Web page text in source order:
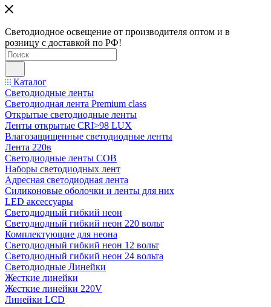
Светодиодное освещение от производителя оптом и в
розницу с доставкой по РФ!
Каталог
Светодиодные ленты
Светодиодная лента Premium class
Открытые светодиодные ленты
Ленты открытые CRI>98 LUX
Влагозащищенные светодиодные ленты
Лента 220в
Светодиодные ленты COB
Наборы светодиодных лент
Адресная светодиодная лента
Силиконовые оболочки и ленты для них
LED аксессуары
Светодиодный гибкий неон
Светодиодный гибкий неон 220 вольт
Комплектующие для неона
Светодиодный гибкий неон 12 вольт
Светодиодный гибкий неон 24 вольта
Светодиодные Линейки
Жесткие линейки
Жесткие линейки 220V
Линейки LCD